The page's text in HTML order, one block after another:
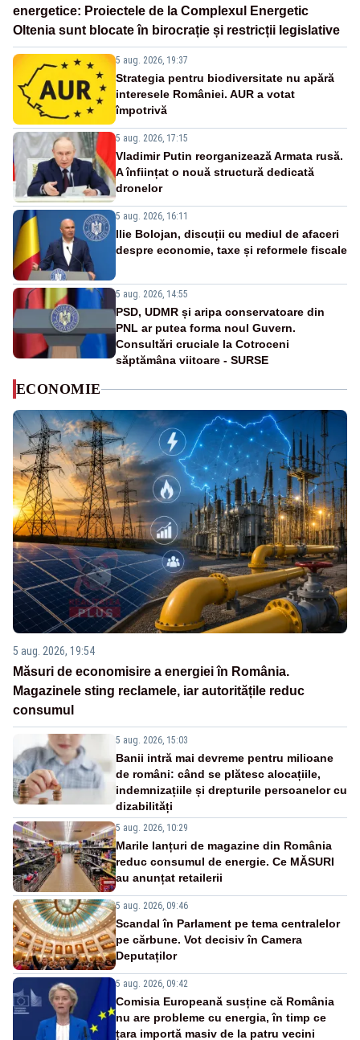
energetice: Proiectele de la Complexul Energetic
Oltenia sunt blocate în birocrație și restricții legislative
5 aug. 2026, 19:37
Strategia pentru biodiversitate nu apără
interesele României. AUR a votat
împotrivă
5 aug. 2026, 17:15
Vladimir Putin reorganizează Armata rusă.
A înființat o nouă structură dedicată
dronelor
5 aug. 2026, 16:11
Ilie Bolojan, discuții cu mediul de afaceri
despre economie, taxe și reformele fiscale
5 aug. 2026, 14:55
PSD, UDMR și aripa conservatoare din
PNL ar putea forma noul Guvern.
Consultări cruciale la Cotroceni
săptămâna viitoare - SURSE
ECONOMIE
5 aug. 2026, 19:54
Măsuri de economisire a energiei în România.
Magazinele sting reclamele, iar autoritățile reduc
consumul
5 aug. 2026, 15:03
Banii intră mai devreme pentru milioane
de români: când se plătesc alocațiile,
indemnizațiile și drepturile persoanelor cu
dizabilități
5 aug. 2026, 10:29
Marile lanțuri de magazine din România
reduc consumul de energie. Ce MĂSURI
au anunțat retailerii
5 aug. 2026, 09:46
Scandal în Parlament pe tema centralelor
pe cărbune. Vot decisiv în Camera
Deputaților
5 aug. 2026, 09:42
Comisia Europeană susține că România
nu are probleme cu energia, în timp ce
țara importă masiv de la patru vecini